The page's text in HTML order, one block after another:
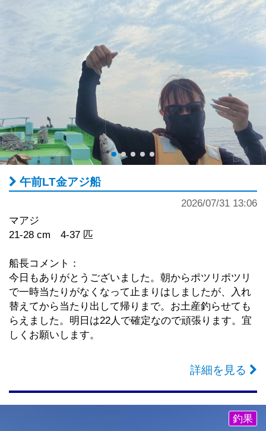
午前LT金アジ船
2026/07/31 13:06
マアジ
21-28 cm 4-37 匹
船長コメント：
今日もありがとうございました。朝からポツリポツリ
で一時当たりがなくなって止まりはしましたが、入れ
替えてから当たり出して帰りまで。お土産釣らせても
らえました。明日は22人で確定なので頑張ります。宜
しくお願いします。
詳細を見る
釣果